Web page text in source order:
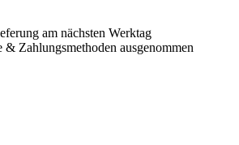
am nächsten Werktag
Zahlungsmethoden ausgenommen